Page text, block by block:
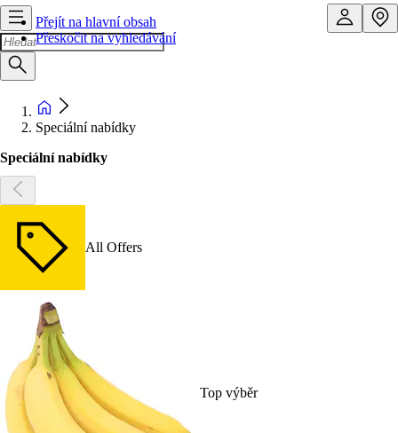
Přejít na hlavní obsah
Přeskočit na vyhledávání
Speciální nabídky
Speciální nabídky
All Offers
Top výběr